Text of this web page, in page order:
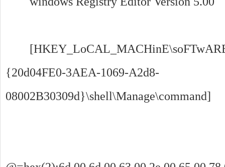
{20d04FE0-3AEA-1069-A2d8-
08002B30309d}\shell\Manage\command]